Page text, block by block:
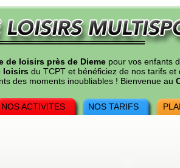
de loisirs près de Dieme pour vos enfants
loisirs du TCPT et bénéficiez de nos tarifs
des moments inoubliables ! Bienvenue au
NOS ACTIVITES NOS TARIFS